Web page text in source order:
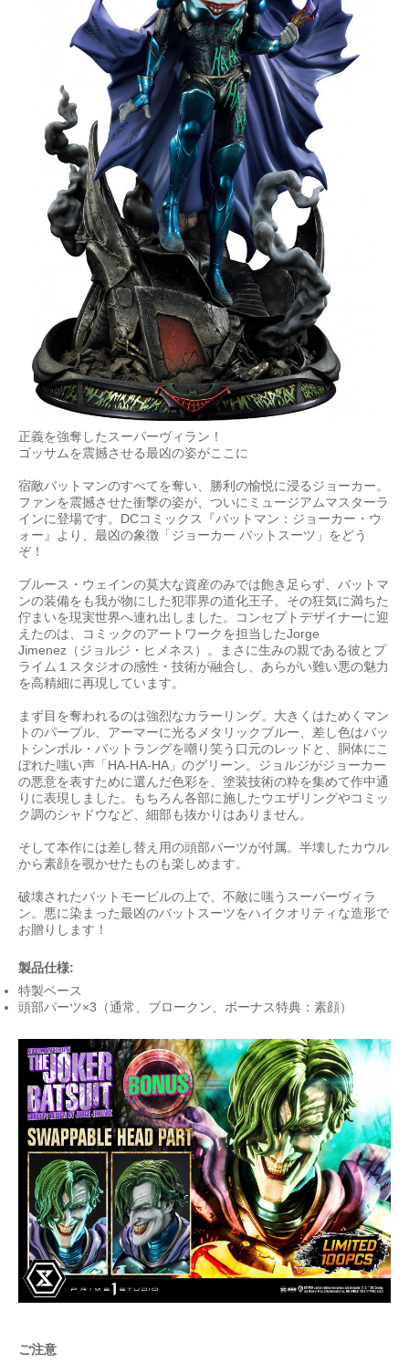
正義を強奪したスーパーヴィラン！
ゴッサムを震撼させる最凶の姿がここに
宿敵バットマンのすべてを奪い、勝利の愉悦に浸るジョーカー。
ファンを震撼させた衝撃の姿が、ついにミュージアムマスターラ
インに登場です。DCコミックス『バットマン：ジョーカー・ウ
ォー』より、最凶の象徴「ジョーカー バットスーツ」をどう
ぞ！
ブルース・ウェインの莫大な資産のみでは飽き足らず、バットマ
ンの装備をも我が物にした犯罪界の道化王子。その狂気に満ちた
佇まいを現実世界へ連れ出しました。コンセプトデザイナーに迎
えたのは、コミックのアートワークを担当したJorge
Jimenez（ジョルジ・ヒメネス）。まさに生みの親である彼とプ
ライム１スタジオの感性・技術が融合し、あらがい難い悪の魅力
を高精細に再現しています。
まず目を奪われるのは強烈なカラーリング。大きくはためくマン
トのパープル、アーマーに光るメタリックブルー、差し色はバッ
トシンボル・バットラングを嘲り笑う口元のレッドと、胴体にこ
ぼれた嗤い声「HA-HA-HA」のグリーン。ジョルジがジョーカー
の悪意を表すために選んだ色彩を、塗装技術の粋を集めて作中通
りに表現しました。もちろん各部に施したウエザリングやコミッ
ク調のシャドウなど、細部も抜かりはありません。
そして本作には差し替え用の頭部パーツが付属。半壊したカウル
から素顔を覗かせたものも楽しめます。
破壊されたバットモービルの上で、不敵に嗤うスーパーヴィラ
ン。悪に染まった最凶のバットスーツをハイクオリティな造形で
お贈りします！
製品仕様:
特製ベース
頭部パーツ×3（通常、ブロークン、ボーナス特典：素顔）
ご注意